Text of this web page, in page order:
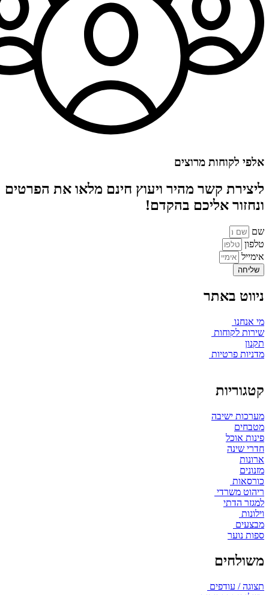
אלפי לקוחות מרוצים
ליצירת קשר מהיר ויעוץ חינם מלאו את הפרטים
ונחזור אליכם בהקדם!
שם
טלפון
אימייל
שליחה
ניווט באתר
מי אנחנו
שירות לקוחות
תקנון
מדניות פרטיות
קטגוריות
מערכות ישיבה
מטבחים
פינות אוכל
חדרי שינה
ארונות
מזנונים
כורסאות
ריהוט משרדי
למגזר הדתי
וילונות
מבצעים
ספות נוער
משולחים
תצוגה / עודפים